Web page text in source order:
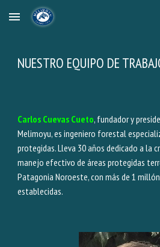
Skip to main content
NUESTRO EQUIPO DE
Carlos Cuevas Cueto, fundador y
Melimoyu, es ingeniero forestal
protegidas. Lleva 30 años dedicado a la
manejo efectivo de áreas protegidas
Patagonia Noroeste, con más de 1
establecidas.